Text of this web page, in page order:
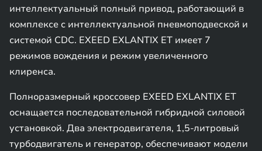
интеллектуальный полный привод, работающий в
комплексе с интеллектуальной пневмоподвеской и
системой CDC. EXEED EXLANTIX ET имеет 7
режимов вождения и режим увеличенного
клиренса.
Полноразмерный кроссовер EXEED EXLANTIX ET
оснащается последовательной гибридной силовой
установкой. Два электродвигателя, 1,5-литровый
турбодвигатель и генератор, обеспечивают модели